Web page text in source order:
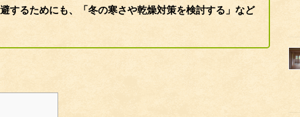
するためにも、「冬の寒さや乾燥対策を検討する」など